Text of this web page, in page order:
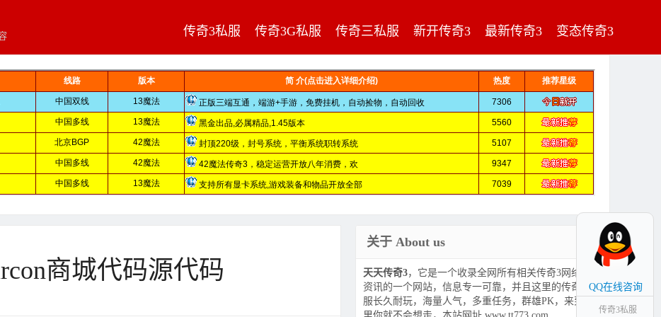
传奇3私服 传奇3G私服 传奇三私服 新开传奇3 最新传奇3 变态传奇3
商城代码源代码
关于 About us
天天传奇3，它是一个收录全网所有相关传奇3网络游戏
资讯的一个网站，信息专一可靠，并且这里的传奇3私
服长久耐玩，海量人气，多重任务，群雄PK，来到这
QQ在线咨询
传奇3私服